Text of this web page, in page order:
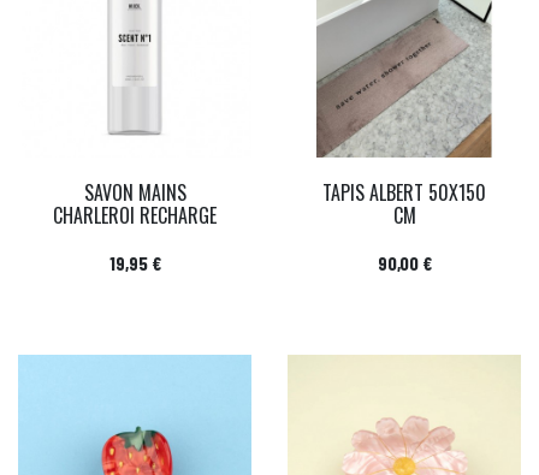
SAVON MAINS
CHARLEROI RECHARGE
Prix
19,95 €
TAPIS ALBERT 50X150
CM
Prix
90,00 €